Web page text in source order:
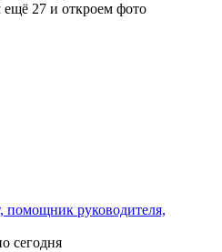
27 и откроем фото
руководителя,
сегодня